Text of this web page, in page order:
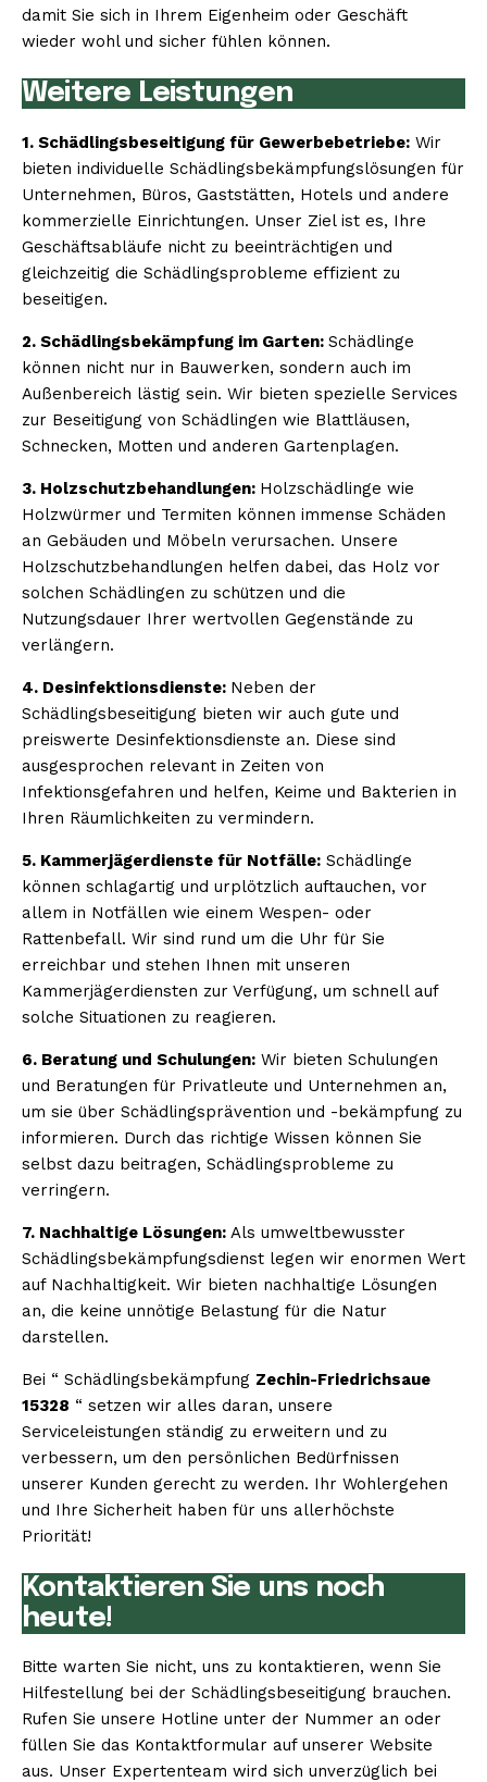
damit Sie sich in Ihrem Eigenheim oder Geschäft
wieder wohl und sicher fühlen können.
Weitere Leistungen
1. Schädlingsbeseitigung für Gewerbebetriebe: Wir
bieten individuelle Schädlingsbekämpfungslösungen für
Unternehmen, Büros, Gaststätten, Hotels und andere
kommerzielle Einrichtungen. Unser Ziel ist es, Ihre
Geschäftsabläufe nicht zu beeinträchtigen und
gleichzeitig die Schädlingsprobleme effizient zu
beseitigen.
2. Schädlingsbekämpfung im Garten: Schädlinge
können nicht nur in Bauwerken, sondern auch im
Außenbereich lästig sein. Wir bieten spezielle Services
zur Beseitigung von Schädlingen wie Blattläusen,
Schnecken, Motten und anderen Gartenplagen.
3. Holzschutzbehandlungen: Holzschädlinge wie
Holzwürmer und Termiten können immense Schäden
an Gebäuden und Möbeln verursachen. Unsere
Holzschutzbehandlungen helfen dabei, das Holz vor
solchen Schädlingen zu schützen und die
Nutzungsdauer Ihrer wertvollen Gegenstände zu
verlängern.
4. Desinfektionsdienste: Neben der
Schädlingsbeseitigung bieten wir auch gute und
preiswerte Desinfektionsdienste an. Diese sind
ausgesprochen relevant in Zeiten von
Infektionsgefahren und helfen, Keime und Bakterien in
Ihren Räumlichkeiten zu vermindern.
5. Kammerjägerdienste für Notfälle: Schädlinge
können schlagartig und urplötzlich auftauchen, vor
allem in Notfällen wie einem Wespen- oder
Rattenbefall. Wir sind rund um die Uhr für Sie
erreichbar und stehen Ihnen mit unseren
Kammerjägerdiensten zur Verfügung, um schnell auf
solche Situationen zu reagieren.
6. Beratung und Schulungen: Wir bieten Schulungen
und Beratungen für Privatleute und Unternehmen an,
um sie über Schädlingsprävention und -bekämpfung zu
informieren. Durch das richtige Wissen können Sie
selbst dazu beitragen, Schädlingsprobleme zu
verringern.
7. Nachhaltige Lösungen: Als umweltbewusster
Schädlingsbekämpfungsdienst legen wir enormen Wert
auf Nachhaltigkeit. Wir bieten nachhaltige Lösungen
an, die keine unnötige Belastung für die Natur
darstellen.
Bei “ Schädlingsbekämpfung Zechin-Friedrichsaue
15328 “ setzen wir alles daran, unsere
Serviceleistungen ständig zu erweitern und zu
verbessern, um den persönlichen Bedürfnissen
unserer Kunden gerecht zu werden. Ihr Wohlergehen
und Ihre Sicherheit haben für uns allerhöchste
Priorität!
Kontaktieren Sie uns noch
heute!
Bitte warten Sie nicht, uns zu kontaktieren, wenn Sie
Hilfestellung bei der Schädlingsbeseitigung brauchen.
Rufen Sie unsere Hotline unter der Nummer an oder
füllen Sie das Kontaktformular auf unserer Website
aus. Unser Expertenteam wird sich unverzüglich bei